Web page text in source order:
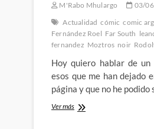
M'Rabo Mhulargo 03/
Actualidad cómic comic
Fernández Roel Far South
fernandez Moztros noir
Hoy quiero hablar de
esos que me han dejado
página y que no he
Ver másFar